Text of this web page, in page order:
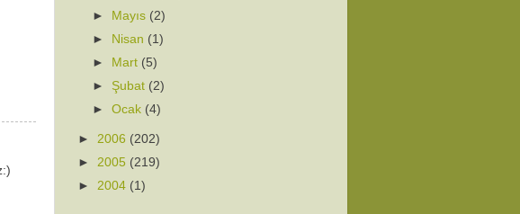
► Mayıs (2)
►
Nisan (1)
►
Mart (5)
► Şubat (2)
►Ocak (4)
► 2006 (202)
► 2005 (219)
► 2004 (1)